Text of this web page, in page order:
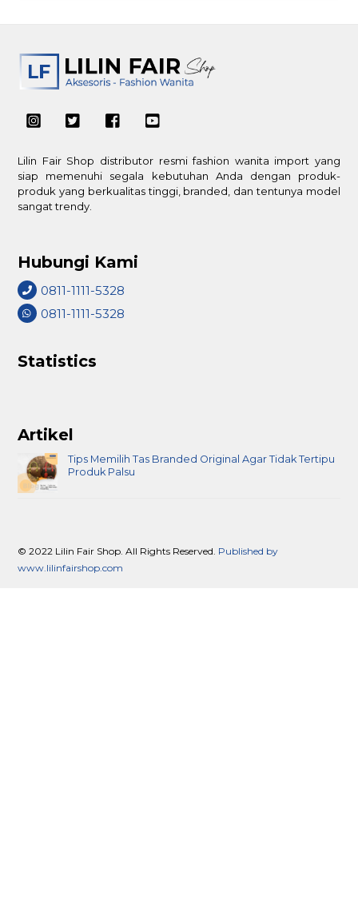
Lilin Fair Shop distributor resmi fashion wanita import yang
siap memenuhi segala kebutuhan Anda dengan produk-
produk yang berkualitas tinggi, branded, dan tentunya model
sangat trendy.
Hubungi Kami
0811-1111-5328
0811-1111-5328
Statistics
Artikel
Tips Memilih Tas Branded Original Agar Tidak Tertipu
Produk Palsu
© 2022 Lilin Fair Shop. All Rights Reserved. Published by
www.lilinfairshop.com